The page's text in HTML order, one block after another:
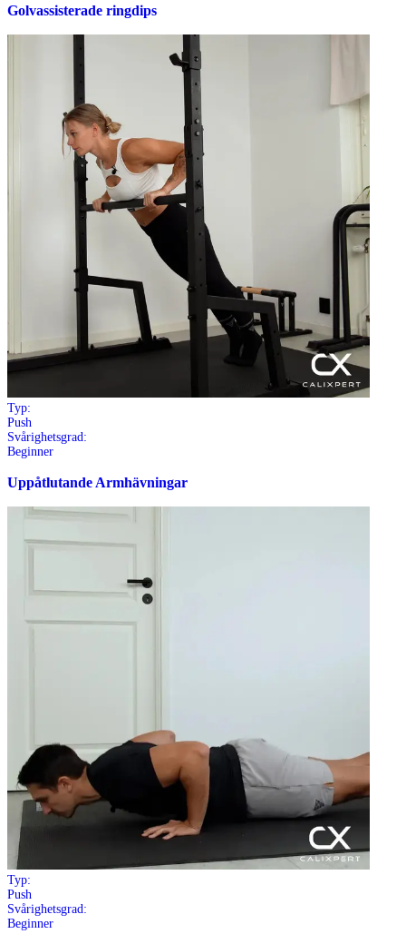
Golvassisterade ringdips
Typ:
Push
Svårighetsgrad:
Beginner
Uppåtlutande Armhävningar
Typ:
Push
Svårighetsgrad:
Beginner